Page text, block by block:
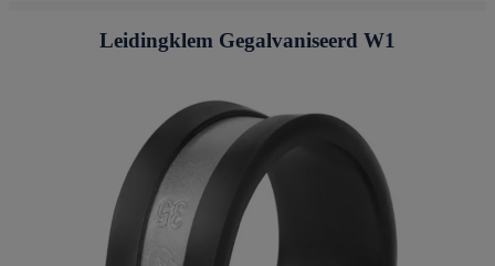
Leidingklem Gegalvaniseerd W1